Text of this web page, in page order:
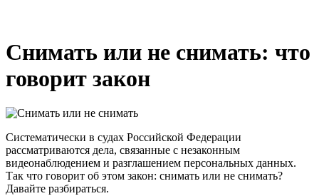
Снимать или не снимать: что
говорит закон
Систематически в судах Российской Федерации
рассматриваются дела, связанные с незаконным
видеонаблюдением и разглашением персональных данных.
Так что говорит об этом закон: снимать или не снимать?
Давайте разбираться.